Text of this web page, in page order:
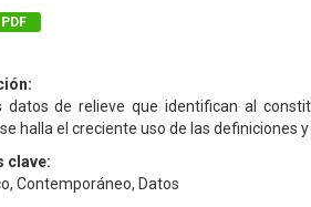
PDF
datos de relieve que identifican al
halla el creciente uso de las definiciones
clave:
Contemporáneo, Datos